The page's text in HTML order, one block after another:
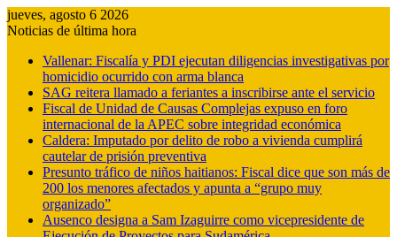
jueves, agosto 6 2026
Noticias de última hora
Vallenar: Fiscalía y PDI ejecutan diligencias investigativas por
homicidio ocurrido con arma blanca
SAG reitera llamado a feriantes a inscribirse ante el servicio
Fiscal de Unidad de Causas Complejas expuso en foro
internacional de la APEC sobre integridad económica
Caldera: Imputado por delito de robo a vivienda cumplirá
cautelar de prisión preventiva
Presunto tráfico de niños haitianos: Fiscal dice que son más de
200 los menores afectados y apunta a “grupo muy
organizado”
Ausenco designa a Sam Izaguirre como vicepresidente de